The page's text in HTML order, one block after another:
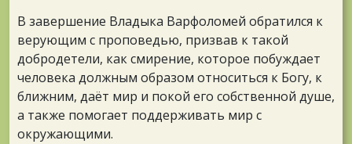
В завершение Владыка Варфоломей обратился к
верующим с проповедью, призвав к такой
добродетели, как смирение, которое побуждает
человека должным образом относиться к Богу, к
ближним, даёт мир и покой его собственной душе,
а также помогает поддерживать мир с
окружающими.